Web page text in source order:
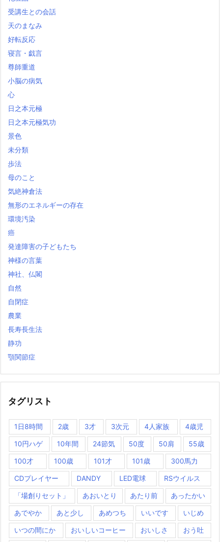
受講生との会話
天のまなみ
好転反応
寝言・戯言
尊師重道
小脳の病気
心
日之本元極
日之本元極気功
景色
未分類
歩法
母のこと
気絶神倉法
無形のエネルギーの存在
環境汚染
癌
発達障害の子どもたち
神様の言葉
神社、仏閣
自然
自閉症
農業
長寿長生法
静功
顎関節症
タグリスト
1日8時間 2歳 3才 3次元 4人家族 4歳児
10円ハゲ 10年間 24節気 50度 50肩 55歳
100才 100歳 101才 101歳 300馬力
CDプレイヤー DANDY LED電球 RSウイルス
「場創りセット」 あおいとり あたり前 あったかい
あでやか あと少し あめつち いいです いじめ
いつの間にか おいしいコーヒー おいしさ おう吐